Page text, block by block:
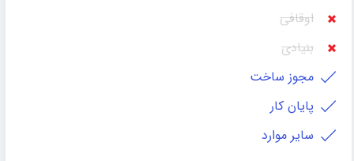
اوقافی
بنیادی
مجوز ساخت
پایان کار
سایر موارد